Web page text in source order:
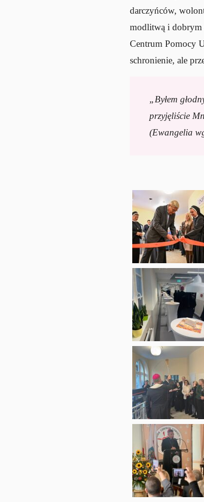
darczyńców,
modlitwą i dobrym
Centrum Pomocy
schronienie, ale
„Byłem
przyjęliście
(Ewangelia